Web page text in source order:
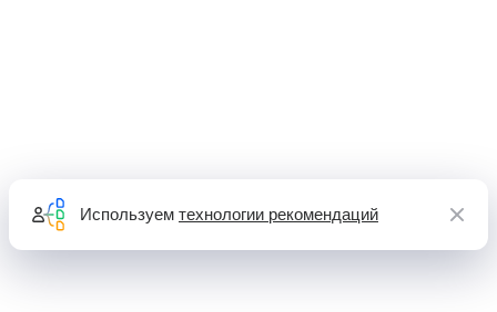
Используем технологии рекомендаций